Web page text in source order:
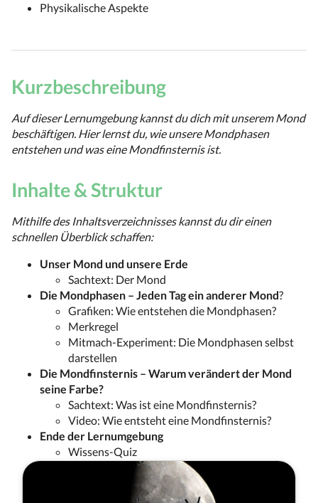
Physikalische Aspekte
Kurzbeschreibung
Auf dieser Lernumgebung kannst du dich mit unserem Mond
beschäftigen. Hier lernst du, wie unsere Mondphasen
entstehen und was eine Mondfinsternis ist.
Inhalte & Struktur
Mithilfe des Inhaltsverzeichnisses kannst du dir einen
schnellen Überblick schaffen:
Unser Mond und unsere Erde
Sachtext: Der Mond
Die Mondphasen – Jeden Tag ein anderer Mond?
Grafiken: Wie entstehen die Mondphasen?
Merkregel
Mitmach-Experiment: Die Mondphasen selbst
darstellen
Die Mondfinsternis – Warum verändert der Mond
seine Farbe?
Sachtext: Was ist eine Mondfinsternis?
Video: Wie entsteht eine Mondfinsternis?
Ende der Lernumgebung
Wissens-Quiz